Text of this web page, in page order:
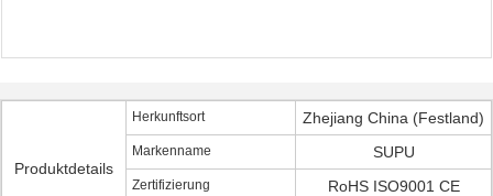
Produktdetails
Herkunftsort Zhejiang China (Festland)
Markenname SUPU
Zertifizierung RoHS ISO9001 CE